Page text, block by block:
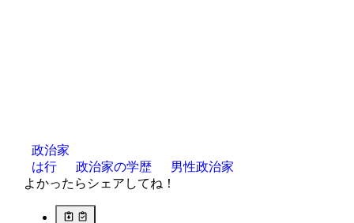
政治家
は行
政治家の学歴
男性政治家
よかったらシェアしてね！